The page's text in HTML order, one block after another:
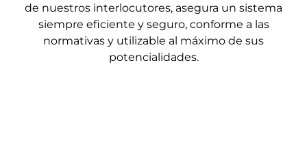
de nuestros interlocutores, asegura un sistema
siempre eficiente y seguro, conforme a las
normativas y utilizable al máximo de sus
potencialidades.